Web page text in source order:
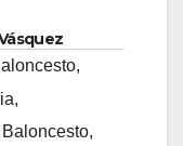
,
,
,